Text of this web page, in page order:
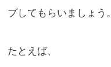
プしてもらいましょう。
たとえば、